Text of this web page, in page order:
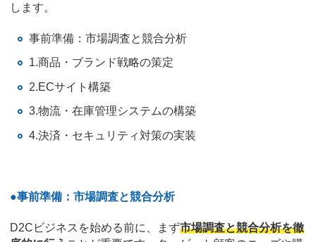
します。
事前準備：市場調査と競合分析
1.商品・ブランド戦略の策定
2.ECサイト構築
3.物流・在庫管理システムの構築
4.決済・セキュリティ対策の実装
●事前準備：市場調査と競合分析
D2Cビジネスを始める前に、まず市場調査と競合分析を徹